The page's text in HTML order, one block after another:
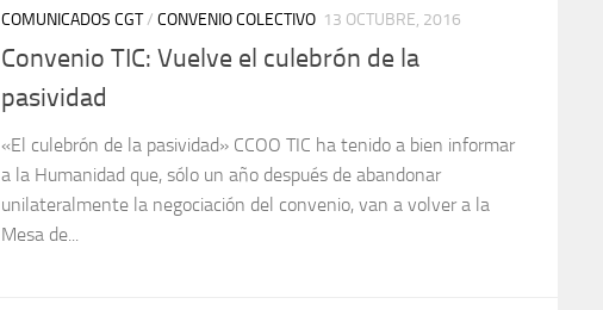
COMUNICADOS CGT/ CONVENIO COLECTIVO 13 OCTUBRE, 2016
Convenio TIC: Vuelve el culebrón de la
pasividad
«El culebrón de la pasividad» CCOO TIC ha tenido a bien informar
a la Humanidad que, sólo un año después de abandonar
unilateralmente la negociación del convenio, van a volver a la
Mesa de...